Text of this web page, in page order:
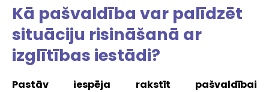
Kā pašvaldība var palīdzēt
situāciju risināšanā ar
izglītības iestādi?
Pastāv iespēja rakstīt pašvaldībai